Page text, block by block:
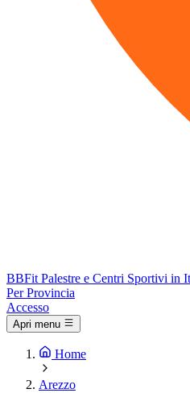
BBFit Palestre e Centri Sportivi in
Per Provincia
Accesso
Apri menu
Home
Arezzo